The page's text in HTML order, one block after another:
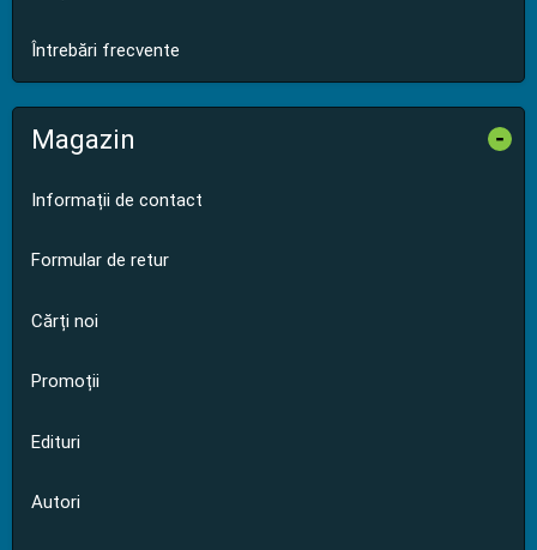
Întrebări frecvente
Magazin -
Informații de contact
Formular de retur
Cărți noi
Promoții
Edituri
Autori